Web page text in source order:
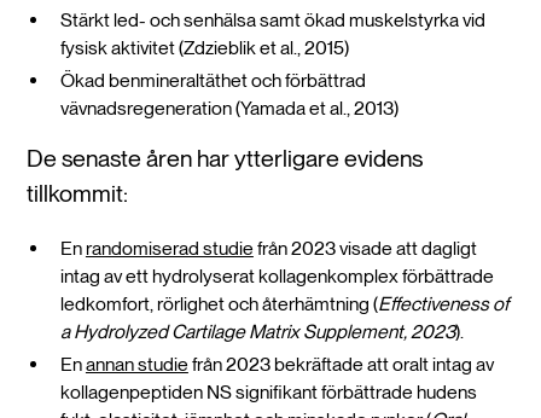
Stärkt led- och senhälsa samt ökad muskelstyrka vid
fysisk aktivitet (Zdzieblik et al., 2015)
Ökad benmineraltäthet och förbättrad
vävnadsregeneration (Yamada et al., 2013)
De senaste åren har ytterligare evidens
tillkommit:
Enrandomiserad studie från 2023 visade att dagligt
intag av ett hydrolyserat kollagenkomplex förbättrade
ledkomfort, rörlighet och återhämtning (Effectiveness of
a Hydrolyzed Cartilage Matrix Supplement, 2023).
Enannan studie från 2023 bekräftade att oralt intag av
kollagenpeptiden NS signifikant förbättrade hudens